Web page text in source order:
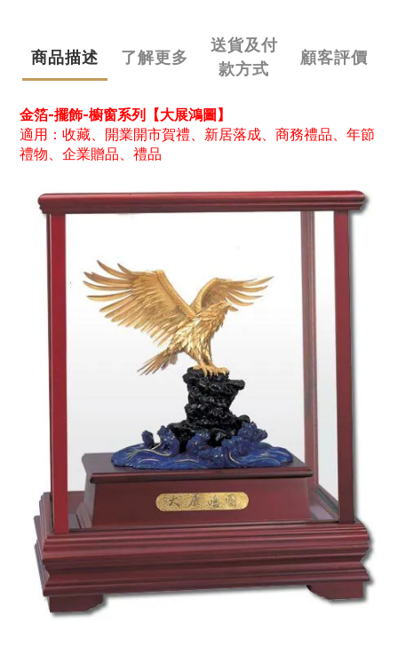
商品描述 了解更多
送貨及付
款方式
顧客評價
金箔-擺飾-櫥窗系列【大展鴻圖】
適用：收藏、開業開市賀禮、新居落成、商務禮品、年節
禮物、企業贈品、禮品